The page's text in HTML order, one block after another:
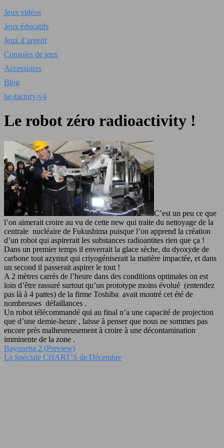
Jeux vidéos
Jeux éducatifs
Jeux d’argent
Consoles de jeux
Accessoires
Blog
be-factory-v4
Le robot zéro radioactivity !
C’est un peu ce que
l’on aimerait croire au vu de cette new qui traite du nettoyage de la
centrale nucléaire de Fukushima puisque l’on apprend la création
d’un robot qui aspirerait les substances radioantites rien que ça !
Dans un premier temps il enverrait la glace sèche, du dyoxyde de
carbone tout azymut qui criyogéniserait la matière impactée, et dans
un second il passerait aspirer le tout !
A 2 mètres carrés de l’heure dans des conditions optimales on est
loin d’être rassuré surtout qu’un prototype moins évolué (entendez
pas là à 4 pattes) de la firme Toshiba avait montré cet été de
nombreuses défaillances .
Un robot télécommandé qui au final n’a une capacité de projection
que d’une demie-heure , laisse à penser que nous ne sommes pas
encore près malheureusement à croire à une décontamination
imminente de la zone .
Bayonetta 2 (Preview)
La Spéciale CHART’S de Décembre